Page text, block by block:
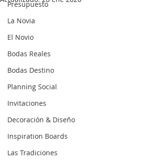
Presupuesto
La Novia
El Novio
Bodas Reales
Bodas Destino
Planning Social
Invitaciones
Decoración & Diseño
Inspiration Boards
Las Tradiciones